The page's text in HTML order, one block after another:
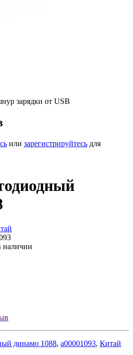
зарядки от USB
или зарегистрируйтесь для
наличии
динамо 1088, a00001093, Китай